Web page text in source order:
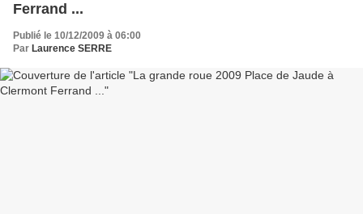
Ferrand ...
Publié le 10/12/2009 à 06:00
Par Laurence SERRE